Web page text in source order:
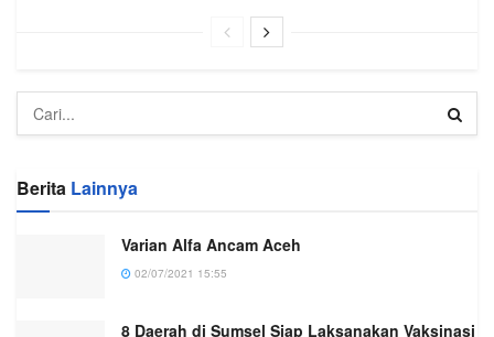
Berita Lainnya
Varian Alfa Ancam Aceh
02/07/2021 15:55
8 Daerah di Sumsel Siap Laksanakan Vaksinasi